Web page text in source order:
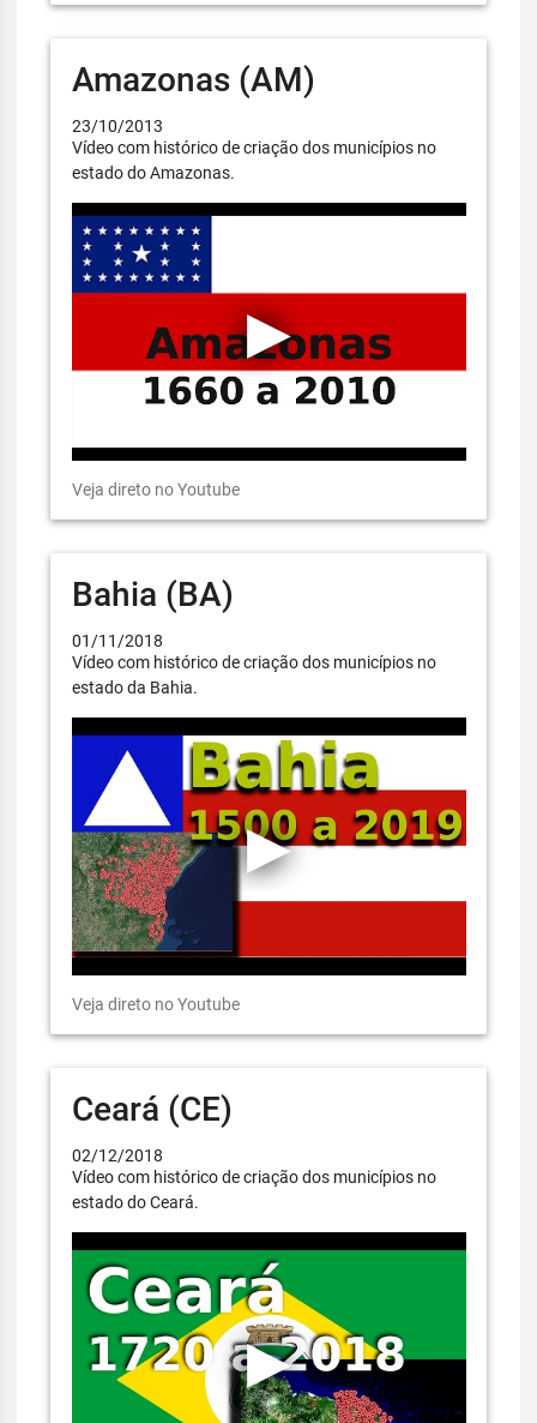
Amazonas (AM)
23/10/2013
Vídeo com histórico de criação dos municípios no
estado do Amazonas.
Veja direto no Youtube
Bahia (BA)
01/11/2018
Vídeo com histórico de criação dos municípios no
estado da Bahia.
Veja direto no Youtube
Ceará (CE)
02/12/2018
Vídeo com histórico de criação dos municípios no
estado do Ceará.